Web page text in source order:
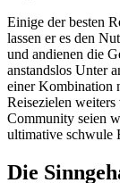
Einige der besten
lassen er es den
und andienen die
anstandslos Unter
einer Kombination
Reisezielen
Community seien
ultimative schwule
Die